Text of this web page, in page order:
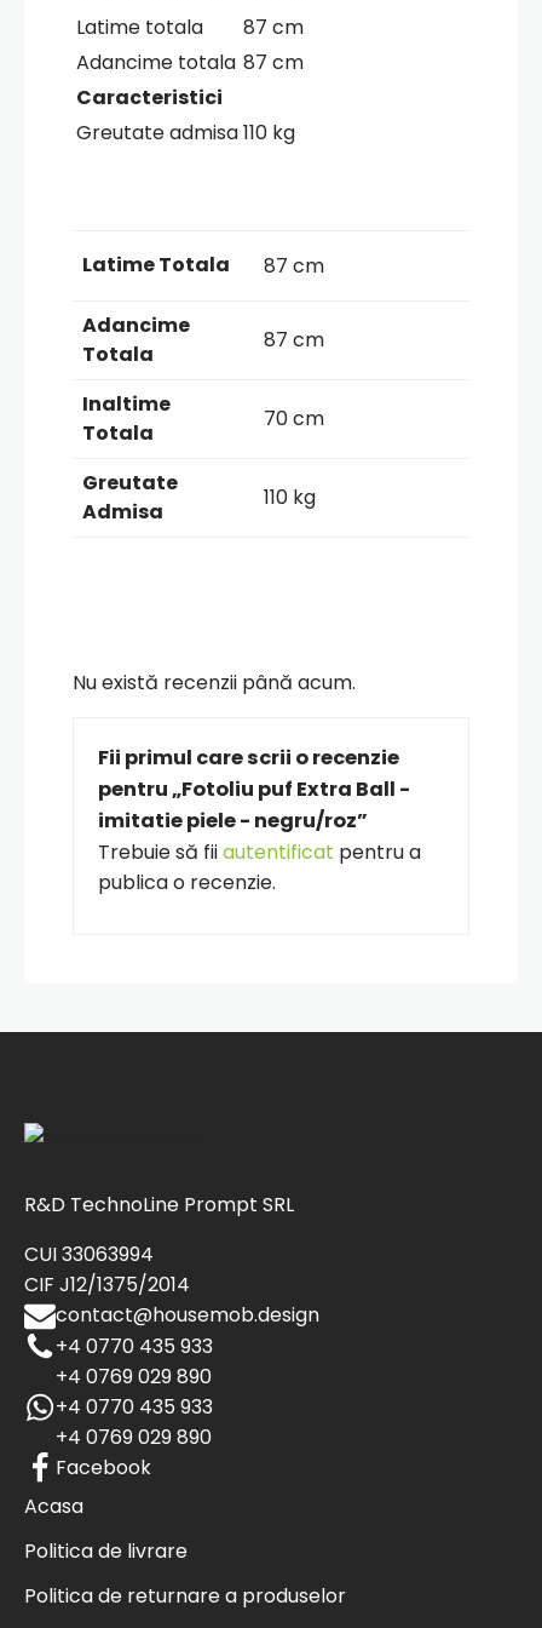
Latime totala
87 cm
Adancime totala 87 cm
Caracteristici
Greutate admisa110 kg
Latime Totala 87 cm
Adancime
Totala
87 cm
Inaltime
Totala
70 cm
Greutate
Admisa
110 kg
Nu există recenzii până acum.
Fii primul care scrii o recenzie
pentru „Fotoliu puf Extra Ball -
imitatie piele - negru/roz”
Trebuie să fiiautentificat pentru a
publica o recenzie.
R&D TechnoLine Prompt SRL
CUI 33063994
CIF J12/1375/2014
Acasa
Politica de livrare
Politica de returnare a produselor
contact@housemob.design
+4 0770 435 933
+4 0769 029 890
+4 0770 435 933
+4 0769 029 890
Facebook